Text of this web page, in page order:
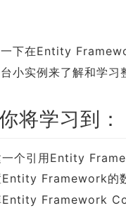
下在Entity
小实例来了解和学
将学习到：
一个引用Entity
Entity Framework的
Entity Framework